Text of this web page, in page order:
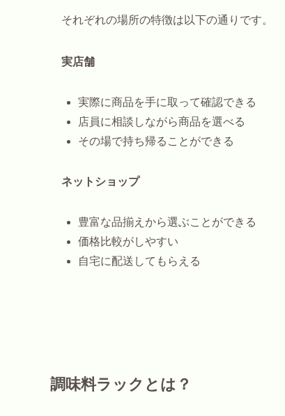
それぞれの場所の特徴は以下の通りです。
実店舗
実際に商品を手に取って確認できる
店員に相談しながら商品を選べる
その場で持ち帰ることができる
ネットショップ
豊富な品揃えから選ぶことができる
価格比較がしやすい
自宅に配送してもらえる
調味料ラックとは？